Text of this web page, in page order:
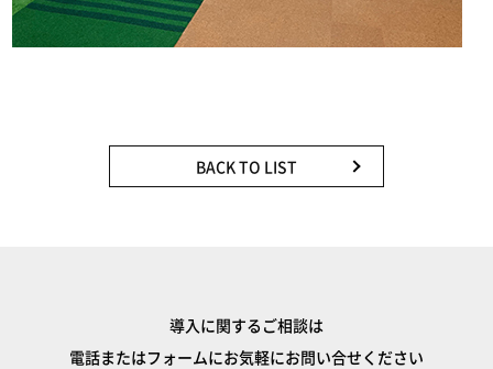
BACK TO LIST
導入に関するご相談は
電話またはフォームにお気軽にお問い合せください